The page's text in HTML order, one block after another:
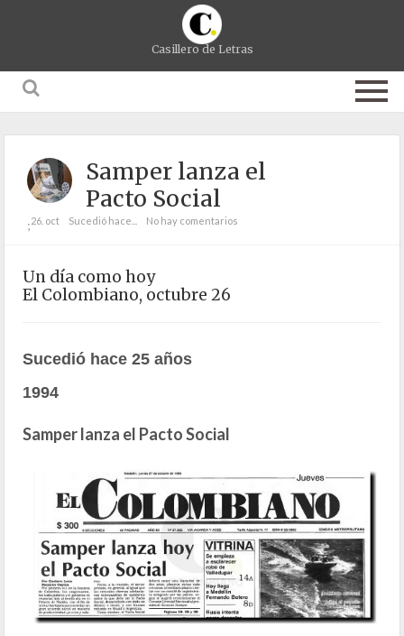
Casillero de Letras
Samper lanza el
Pacto Social
;26. oct Sucedió hace... No hay comentarios
Un día como hoy
El Colombiano, octubre 26
Sucedió hace 25 años
1994
Samper lanza el Pacto Social